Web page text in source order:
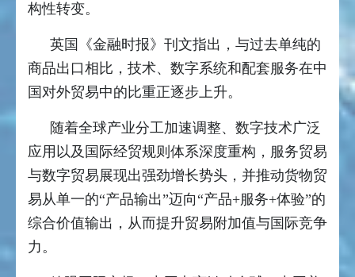
构性转变。
英国《金融时报》刊文指出，与过去单纯的
商品出口相比，技术、数字系统和配套服务在中
国对外贸易中的比重正逐步上升。
随着全球产业分工加速调整、数字技术广泛
应用以及国际经贸规则体系深度重构，服务贸易
与数字贸易展现出强劲增长势头，并推动货物贸
易从单一的“产品输出”迈向“产品+服务+体验”的
综合价值输出，从而提升贸易附加值与国际竞争
力。